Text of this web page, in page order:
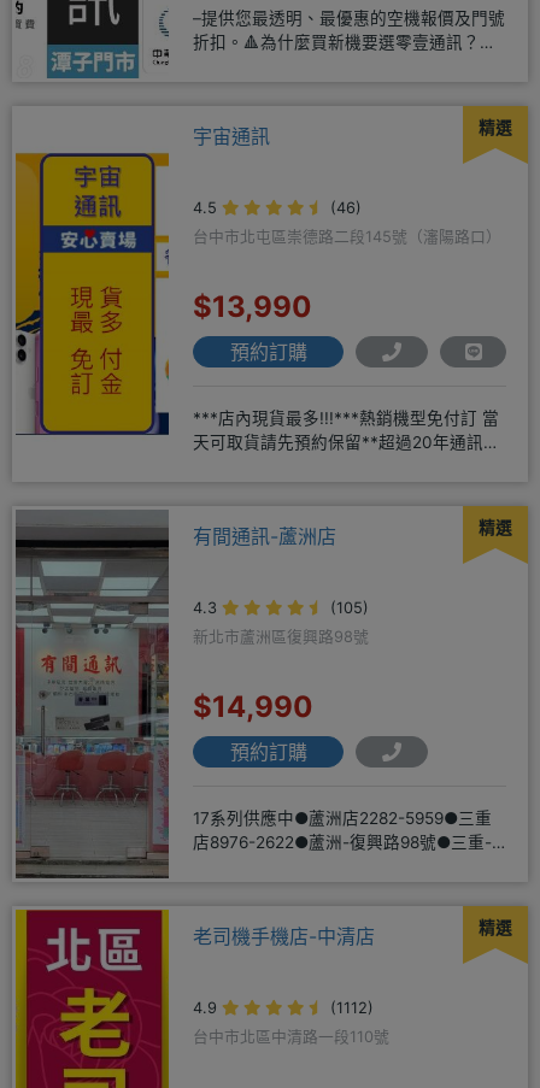
–提供您最透明、最優惠的空機報價及門號
折扣。🔺為什麼買新機要選零壹通訊？
精選
宇宙通訊
4.5
(46)
台中市北屯區崇德路二段145號（瀋陽路口）
$13,990
預約訂購
***店內現貨最多!!!***熱銷機型免付訂 當
天可取貨請先預約保留**超過20年通訊經
精選
有間通訊-蘆洲店
4.3
(105)
新北市蘆洲區復興路98號
$14,990
預約訂購
17系列供應中●蘆洲店2282-5959●三重
店8976-2622●蘆洲-復興路98號●三重-
精選
老司機手機店-中清店
4.9
(1112)
台中市北區中清路一段110號